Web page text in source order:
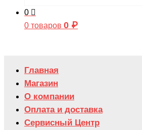
0
0 товаров 0 ₽
Главная
Магазин
О компании
Оплата и доставка
Сервисный Центр